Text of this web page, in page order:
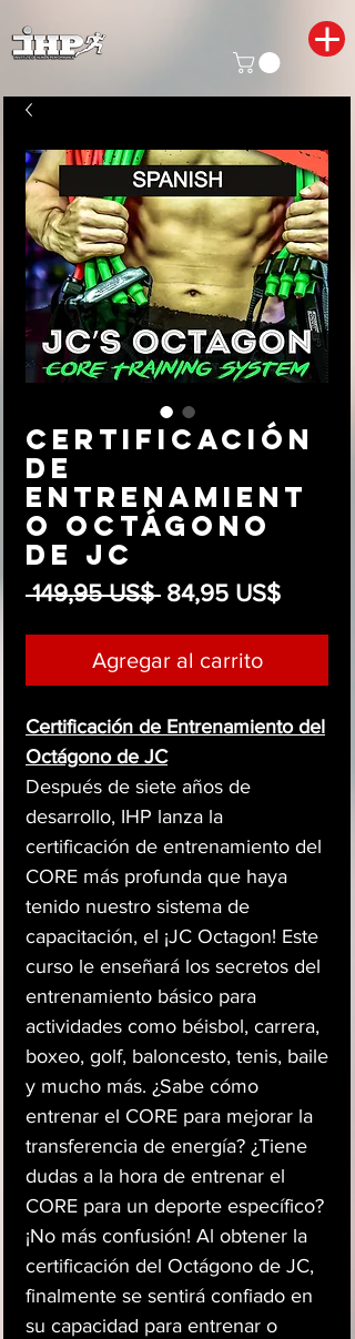
Certificación
de
Entrenamient
o Octágono
de JC
149,95 US$ Precio
84,95 US$Precio
Agregar al carrito
Certificación de Entrenamiento del
Octágono de JC
Después de siete años de
desarrollo, IHP lanza la
certificación de entrenamiento del
CORE más profunda que haya
tenido nuestro sistema de
capacitación, el ¡JC Octagon! Este
curso le enseñará los secretos del
entrenamiento básico para
actividades como béisbol, carrera,
boxeo, golf, baloncesto, tenis, baile
y mucho más. ¿Sabe cómo
entrenar el CORE para mejorar la
transferencia de energía? ¿Tiene
dudas a la hora de entrenar el
CORE para un deporte específico?
¡No más confusión! Al obtener la
certificación del Octágono de JC,
finalmente se sentirá confiado en
su capacidad para entrenar o